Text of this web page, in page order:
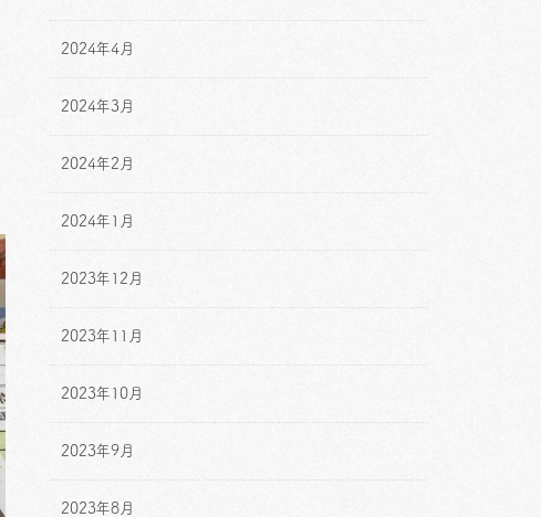
2024年4月
2024年3月
2024年2月
2024年1月
2023年12月
2023年11月
2023年10月
2023年9月
2023年8月